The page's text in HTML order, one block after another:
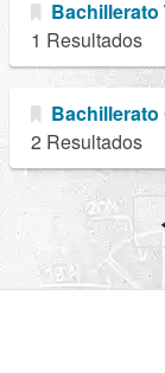
1 Resultados
Bachillerato
2 Resultados